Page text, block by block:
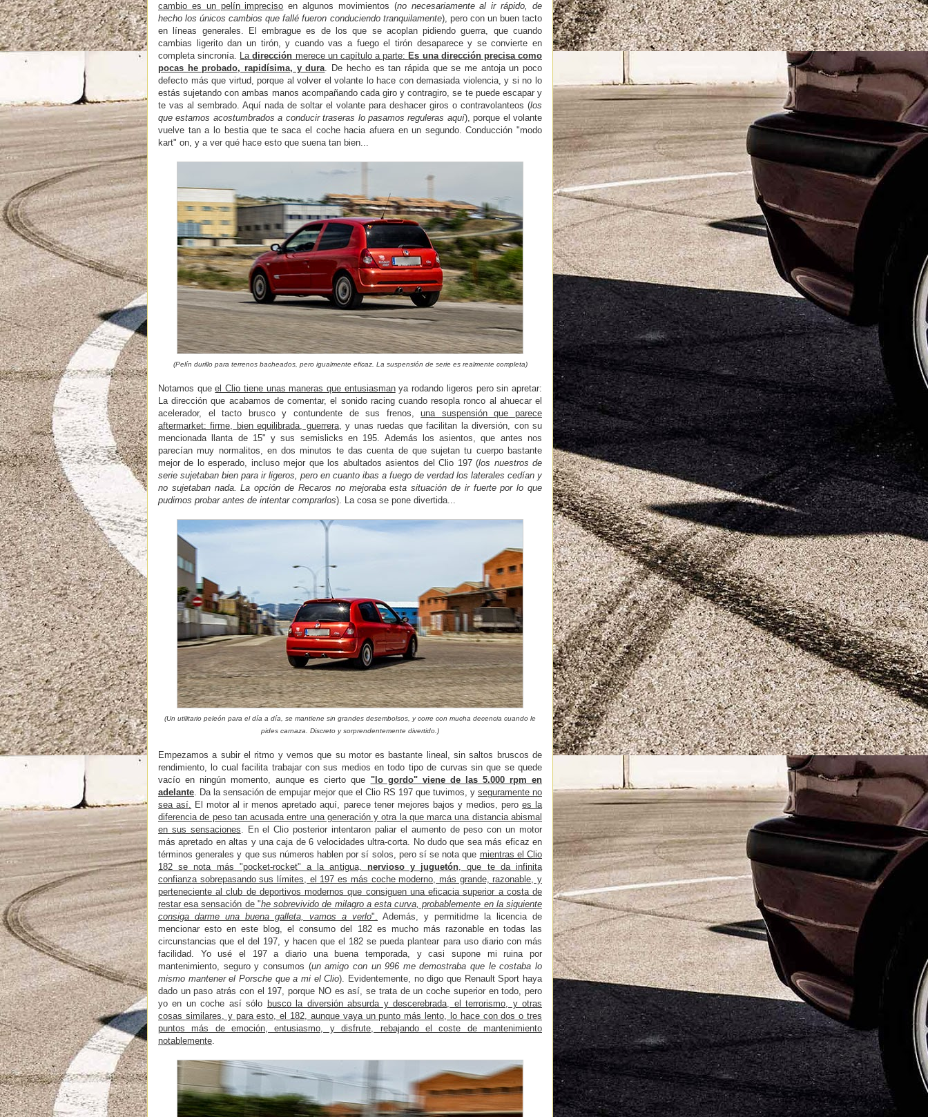
cambio es un pelín impreciso en algunos movimientos (no necesariamente al ir rápido, de
hecho los únicos cambios que fallé fueron conduciendo tranquilamente), pero con un buen tacto
en líneas generales. El embrague es de los que se acoplan pidiendo guerra, que cuando
cambias ligerito dan un tirón, y cuando vas a fuego el tirón desaparece y se convierte en
completa sincronía. Ladirección merece un capítulo a parte: Es una dirección precisa como
pocas he probado, rapidísima, y dura. De hecho es tan rápida que se me antoja un poco
defecto más que virtud, porque al volver el volante lo hace con demasiada violencia, y si no lo
estás sujetando con ambas manos acompañando cada giro y contragiro, se te puede escapar y
te vas al sembrado. Aquí nada de soltar el volante para deshacer giros o contravolanteos (los
que estamos acostumbrados a conducir traseras lo pasamos reguleras aquí), porque el volante
vuelve tan a lo bestia que te saca el coche hacia afuera en un segundo. Conducción "modo
kart" on, y a ver qué hace esto que suena tan bien...
(Pelín durillo para terrenos bacheados, pero igualmente eficaz. La suspensión de serie es realmente completa)
Notamos queel Clio tiene unas maneras que entusiasmanya rodando ligeros pero sin apretar:
La dirección que acabamos de comentar, el sonido racing cuando resopla ronco al ahuecar el
acelerador, el tacto brusco y contundente de sus frenos,una suspensión que parece
aftermarket: firme, bien equilibrada, guerrera, y unas ruedas que facilitan la diversión, con su
mencionada llanta de 15" y sus semislicks en 195. Además los asientos, que antes nos
parecían muy normalitos, en dos minutos te das cuenta de que sujetan tu cuerpo bastante
mejor de lo esperado, incluso mejor que los abultados asientos del Clio 197 (los nuestros de
serie sujetaban bien para ir ligeros, pero en cuanto ibas a fuego de verdad los laterales cedían y
no sujetaban nada. La opción de Recaros no mejoraba esta situación de ir fuerte por lo que
pudimos probar antes de intentar comprarlos). La cosa se pone divertida...
(Un utilitario peleón para el día a día, se mantiene sin grandes desembolsos, y corre con mucha decencia cuando le
pides carnaza. Discreto y sorprendentemente divertido.)
Empezamos a subir el ritmo y vemos que su motor es bastante lineal, sin saltos bruscos de
rendimiento, lo cual facilita trabajar con sus medios en todo tipo de curvas sin que se quede
vacío en ningún momento, aunque es cierto que "lo gordo" viene de las 5.000 rpm en
adelante. Da la sensación de empujar mejor que el Clio RS 197 que tuvimos, y seguramente no
sea así. El motor al ir menos apretado aquí, parece tener mejores bajos y medios, pero es la
diferencia de peso tan acusada entre una generación y otra la que marca una distancia abismal
en sus sensaciones. En el Clio posterior intentaron paliar el aumento de peso con un motor
más apretado en altas y una caja de 6 velocidades ultra-corta. No dudo que sea más eficaz en
términos generales y que sus números hablen por sí solos, pero sí se nota que mientras el Clio
182 se nota más "pocket-rocket" a la antigua, nervioso y juguetón, que te da infinita
confianza sobrepasando sus límites, el 197 es más coche moderno, más grande, razonable, y
perteneciente al club de deportivos modernos que consiguen una eficacia superior a costa de
restar esa sensación de "he sobrevivido de milagro a esta curva, probablemente en la siguiente
consiga darme una buena galleta, vamos a verlo". Además, y permitidme la licencia de
mencionar esto en este blog, el consumo del 182 es mucho más razonable en todas las
circunstancias que el del 197, y hacen que el 182 se pueda plantear para uso diario con más
facilidad. Yo usé el 197 a diario una buena temporada, y casi supone mi ruina por
mantenimiento, seguro y consumos (un amigo con un 996 me demostraba que le costaba lo
mismo mantener el Porsche que a mi el Clio). Evidentemente, no digo que Renault Sport haya
dado un paso atrás con el 197, porque NO es así, se trata de un coche superior en todo, pero
yo en un coche así sólo busco la diversión absurda y descerebrada, el terrorismo, y otras
cosas similares, y para esto, el 182, aunque vaya un punto más lento, lo hace con dos o tres
puntos más de emoción, entusiasmo, y disfrute, rebajando el coste de mantenimiento
notablemente.